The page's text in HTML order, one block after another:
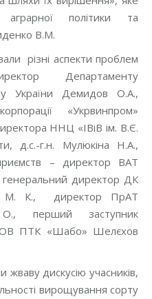
аграрної політики та
В.М.
різні аспекти проблем
Департаменту
України Демидов О.А.,
«Укрвинпром»
ННЦ «ІВіВ ім. В.Є.
д.с.-г.н. Мулюкіна Н.А.,
– директор ВАТ
генеральний директор ДК
М. К., директор ПрАТ
перший заступник
ПТК «Шабо» Шелєхов
жваву дискусію учасників,
вирощування сорту